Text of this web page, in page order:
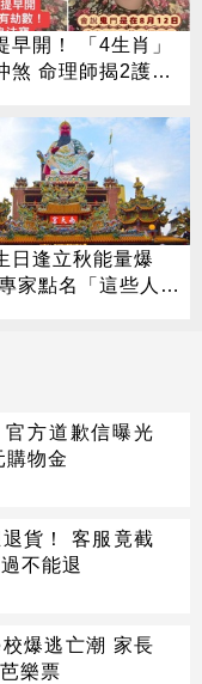
早開！ 「4生肖」
煞 命理師揭2護身
日逢立秋能量爆
家點名「這些人」
方道歉信曝光
購物金
貨！ 客服竟截
不能退
爆逃亡潮 家長
樂票